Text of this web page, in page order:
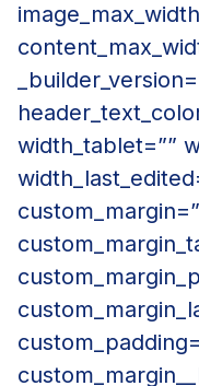
width_tablet=””